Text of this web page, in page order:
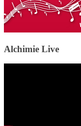
Alchimie Live